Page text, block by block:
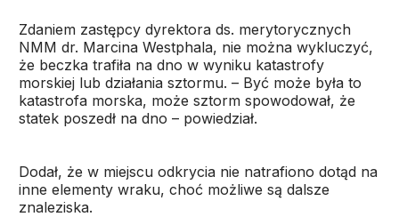
Zdaniem zastępcy dyrektora ds. merytorycznych
NMM dr. Marcina Westphala, nie można wykluczyć,
że beczka trafiła na dno w wyniku katastrofy
morskiej lub działania sztormu. – Być może była to
katastrofa morska, może sztorm spowodował, że
statek poszedł na dno – powiedział.
Dodał, że w miejscu odkrycia nie natrafiono dotąd na
inne elementy wraku, choć możliwe są dalsze
znaleziska.